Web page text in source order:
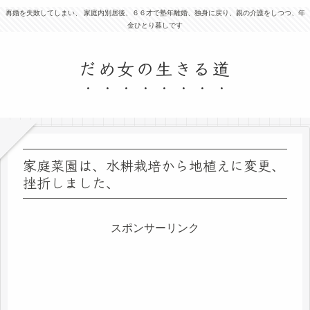
再婚を失敗してしまい、 家庭内別居後、６６才で塾年離婚、独身に戻り、親の介護をしつつ、年
金ひとり暮しです
だめ女の生きる道
家庭菜園は、水耕栽培から地植えに変更、
挫折しました、
スポンサーリンク